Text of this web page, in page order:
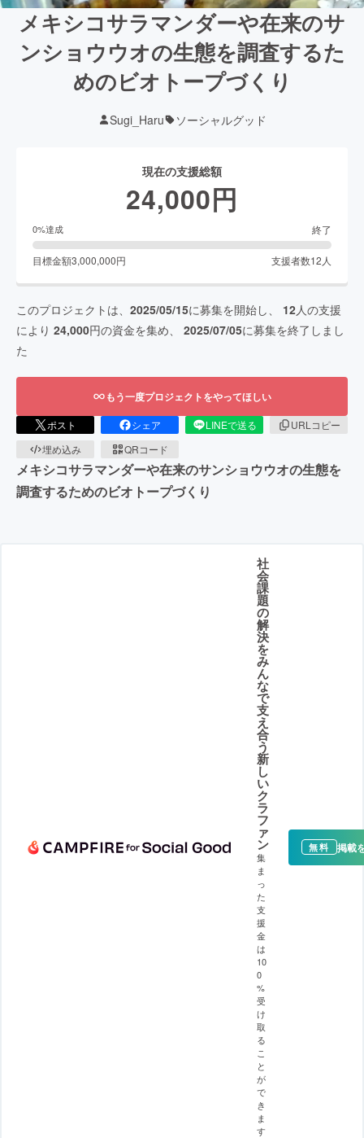
メキシコサラマンダーや在来のサ
ンショウウオの生態を調査するた
めのビオトープづくり
Sugi_Haru ソーシャルグッド
現在の支援総額
24,000円
0%達成 終了
目標金額3,000,000円 支援者数12 人
このプロジェクトは、 2025/05/15に募集を開始し、 12人の支援
により 24,000円の資金を集め、 2025/07/05に募集を終了しまし
た
もう一度プロジェクトをやってほしい
ポスト シェア LINEで送る
URLコピー
埋め込み
QRコード
メキシコサラマンダーや在来のサンショウウオの生態を
調査するためのビオトープづくり
社
会
課
題
の
解
決
を
み
ん
な
で
支
え
合
う
新
し
い
ク
ラ
フ
ァ
ン
集
ま
っ
た
支
援
金
は
10
0
%
受
け
取
る
こ
と
が
で
き
ま
す
無料 掲載